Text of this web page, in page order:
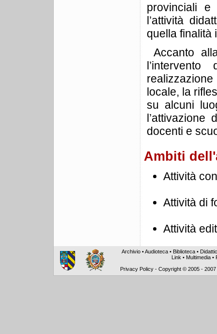
provinciali
l’attività
quella finalità
Accanto
locale, la
su alcuni
docenti e
Ambiti
Attività
Attività di
Attività
Archivio •Audioteca • Biblioteca •
Link • Multimedia •
Privacy Policy -Copyright © 2005 -